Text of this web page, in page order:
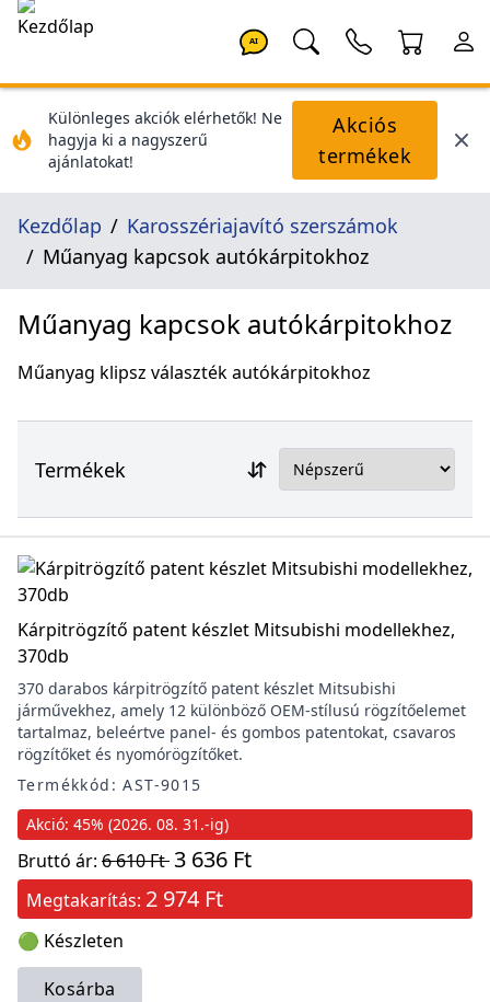
AI
Különleges akciók elérhetők! Ne
hagyja ki a nagyszerű
ajánlatokat!
Akciós
termékek
Kezdőlap
Karosszériajavító szerszámok
Műanyag kapcsok autókárpitokhoz
Műanyag kapcsok autókárpitokhoz
Műanyag klipsz választék autókárpitokhoz
Termékek
Kárpitrögzítő patent készlet Mitsubishi modellekhez,
370db
370 darabos kárpitrögzítő patent készlet Mitsubishi
járművekhez, amely 12 különböző OEM-stílusú rögzítőelemet
tartalmaz, beleértve panel- és gombos patentokat, csavaros
rögzítőket és nyomórögzítőket.
Termékkód: AST-9015
Akció: 45% (2026. 08. 31.-ig)
Bruttó ár: 6 610 Ft3 636 Ft
Megtakarítás: 2 974 Ft
🟢 Készleten
Kosárba